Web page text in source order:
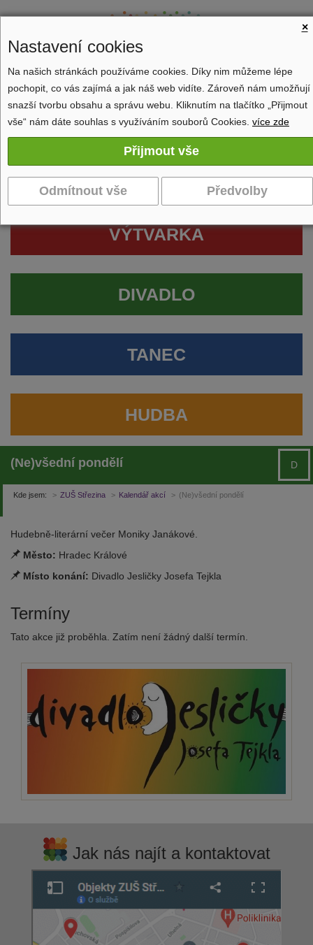
Zobrazit navigaci
VÝTVARKA
DIVADLO
TANEC
HUDBA
(Ne)všední pondělí D
Kde jsem: ZUŠ Střezina Kalendář akcí (Ne)všední pondělí
Hudebně-literární večer Moniky Janákové.
Město: Hradec Králové
Místo konání: Divadlo Jesličky Josefa Tejkla
Termíny
Tato akce již proběhla. Zatím není žádný další termín.
Jak nás najít a kontaktovat
×
Nastavení cookies
Na našich stránkách používáme cookies. Díky nim můžeme lépe
pochopit, co vás zajímá a jak náš web vidíte. Zároveň nám umožňují
snazší tvorbu obsahu a správu webu. Kliknutím na tlačítko „Přijmout
vše“ nám dáte souhlas s využíváním souborů Cookies. více zde